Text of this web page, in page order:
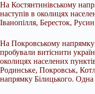
На Костянтинівському
наступів в околицях
Іванопілля, Бересток,
На Покровському напрямку
пробували витіснити
околицях населених
Родинське, Покровськ,
напрямку Білицького.